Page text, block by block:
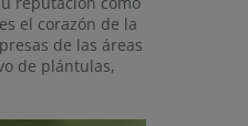
el corazón de la
de las áreas
de plántulas,